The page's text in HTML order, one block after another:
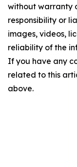
without warranty
responsibility or
images, videos,
reliability of the
If you have any
related to this
above.